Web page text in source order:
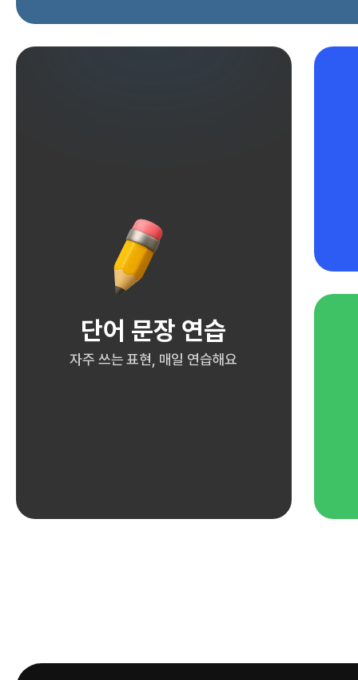
단어 문장 연습
자주 쓰는 표현, 매일 연습해요